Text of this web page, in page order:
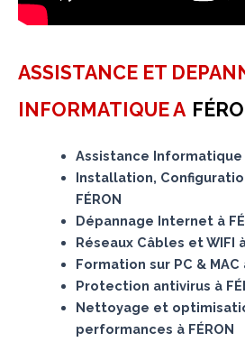
ASSISTANCE ET
INFORMATIQUE A
Assistance Informatique
Installation,
FÉRON
Dépannage Internet à
Réseaux Câbles et WIFI
Formation sur PC & MAC
Protection antivirus à
Nettoyage et
performances à FÉRON